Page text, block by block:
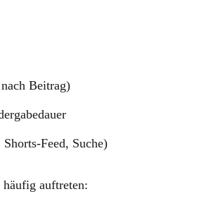
Beitrag)
Feed, Suche)
auftreten: